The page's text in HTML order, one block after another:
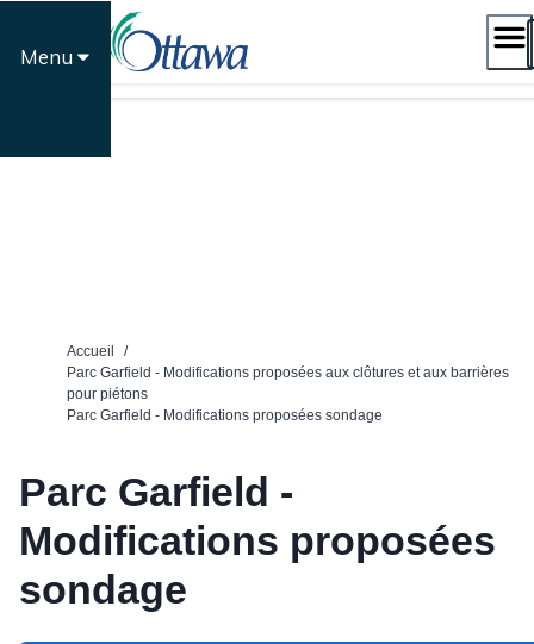
contenu
Menu
Accueil
/
Parc Garfield - Modifications proposées aux clôtures et aux barrières
pour piétons
Parc Garfield - Modifications proposées sondage
Parc Garfield -
Modifications proposées
sondage